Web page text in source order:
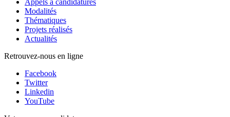
Modalités
Thématiques
Projets réalisés
Actualités
Retrouvez-nous en ligne
Facebook
Twitter
Linkedin
YouTube